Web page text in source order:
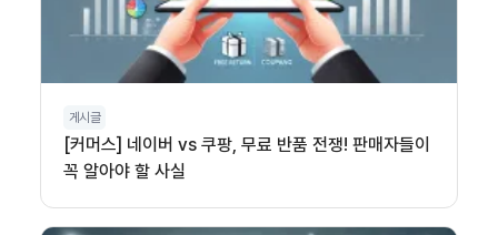
게시글
[커머스] 네이버 vs 쿠팡, 무료 반품 전쟁! 판매자들이
꼭 알아야 할 사실